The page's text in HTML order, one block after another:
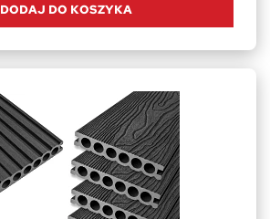
DODAJ DO KOSZYKA